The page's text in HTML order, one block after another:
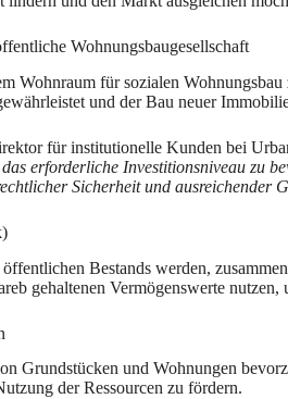
Wohnungsbaugesellschaft
Wohnraum für sozialen Wohnungsbau
und der Bau neuer
für institutionelle Kunden bei
erforderliche Investitionsniveau zu
Sicherheit und ausreichender
Bestands werden,
gehaltenen Vermögenswerte
Grundstücken und Wohnungen
der Ressourcen zu fördern.